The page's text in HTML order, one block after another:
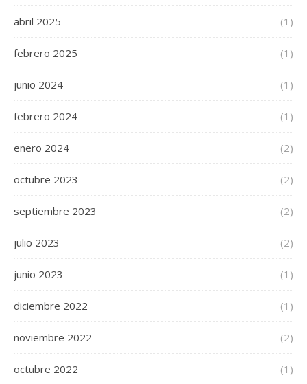
abril 2025 (1)
febrero 2025 (1)
junio 2024 (1)
febrero 2024 (1)
enero 2024 (2)
octubre 2023 (2)
septiembre 2023 (2)
julio 2023 (2)
junio 2023 (1)
diciembre 2022 (1)
noviembre 2022 (2)
octubre 2022 (1)